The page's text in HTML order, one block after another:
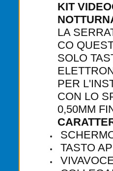
KIT
LA
CO
SOLO
PER
CON LO
0,50MM
TASTO